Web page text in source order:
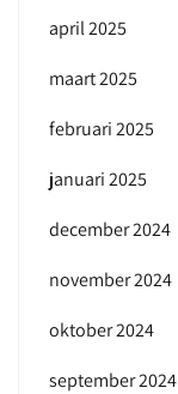
april 2025
maart 2025
februari 2025
januari 2025
december 2024
november 2024
oktober 2024
september 2024